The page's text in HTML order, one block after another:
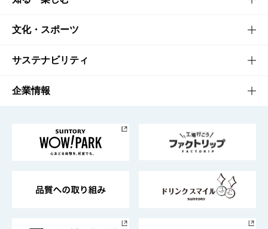
商品一覧
商品発売情報
栄養成分一覧
知る・楽しむTOP
キャンペーン
工場見学
地域情報
文化・スポーツ
文化・スポーツTOP
サントリーホール
サントリーサンバーズ大阪
サステナビリティ
サステナビリティTOP
サントリーが考えるサステナビリティ経営
企業情報
企業概要